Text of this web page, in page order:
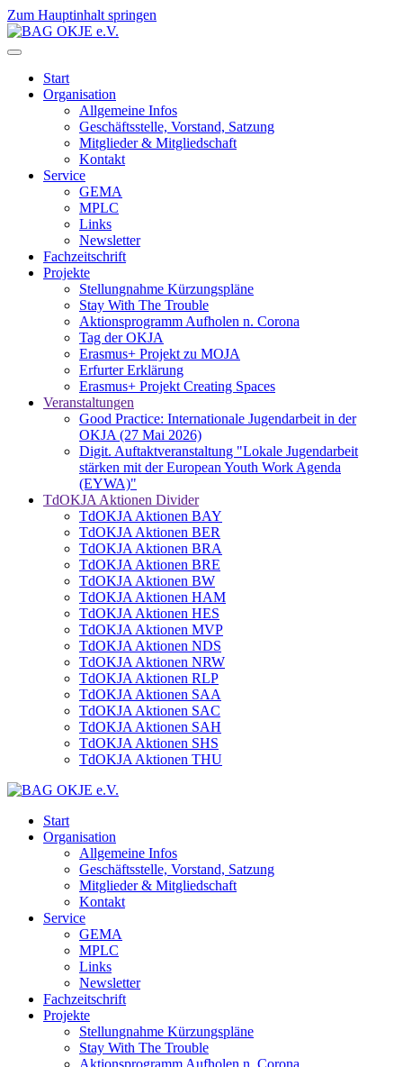
Zum Hauptinhalt springen
Start
Organisation
Allgemeine Infos
Geschäftsstelle, Vorstand, Satzung
Mitglieder & Mitgliedschaft
Kontakt
Service
GEMA
MPLC
Links
Newsletter
Fachzeitschrift
Projekte
Stellungnahme Kürzungspläne
Stay With The Trouble
Aktionsprogramm Aufholen n. Corona
Tag der OKJA
Erasmus+ Projekt zu MOJA
Erfurter Erklärung
Erasmus+ Projekt Creating Spaces
Veranstaltungen
Good Practice: Internationale Jugendarbeit in der
OKJA (27 Mai 2026)
Digit. Auftaktveranstaltung "Lokale Jugendarbeit
stärken mit der European Youth Work Agenda
(EYWA)"
TdOKJA Aktionen Divider
TdOKJA Aktionen BAY
TdOKJA Aktionen BER
TdOKJA Aktionen BRA
TdOKJA Aktionen BRE
TdOKJA Aktionen BW
TdOKJA Aktionen HAM
TdOKJA Aktionen HES
TdOKJA Aktionen MVP
TdOKJA Aktionen NDS
TdOKJA Aktionen NRW
TdOKJA Aktionen RLP
TdOKJA Aktionen SAA
TdOKJA Aktionen SAC
TdOKJA Aktionen SAH
TdOKJA Aktionen SHS
TdOKJA Aktionen THU
Start
Organisation
Allgemeine Infos
Geschäftsstelle, Vorstand, Satzung
Mitglieder & Mitgliedschaft
Kontakt
Service
GEMA
MPLC
Links
Newsletter
Fachzeitschrift
Projekte
Stellungnahme Kürzungspläne
Stay With The Trouble
Aktionsprogramm Aufholen n. Corona